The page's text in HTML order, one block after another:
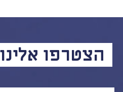
הצטרפו אלינו